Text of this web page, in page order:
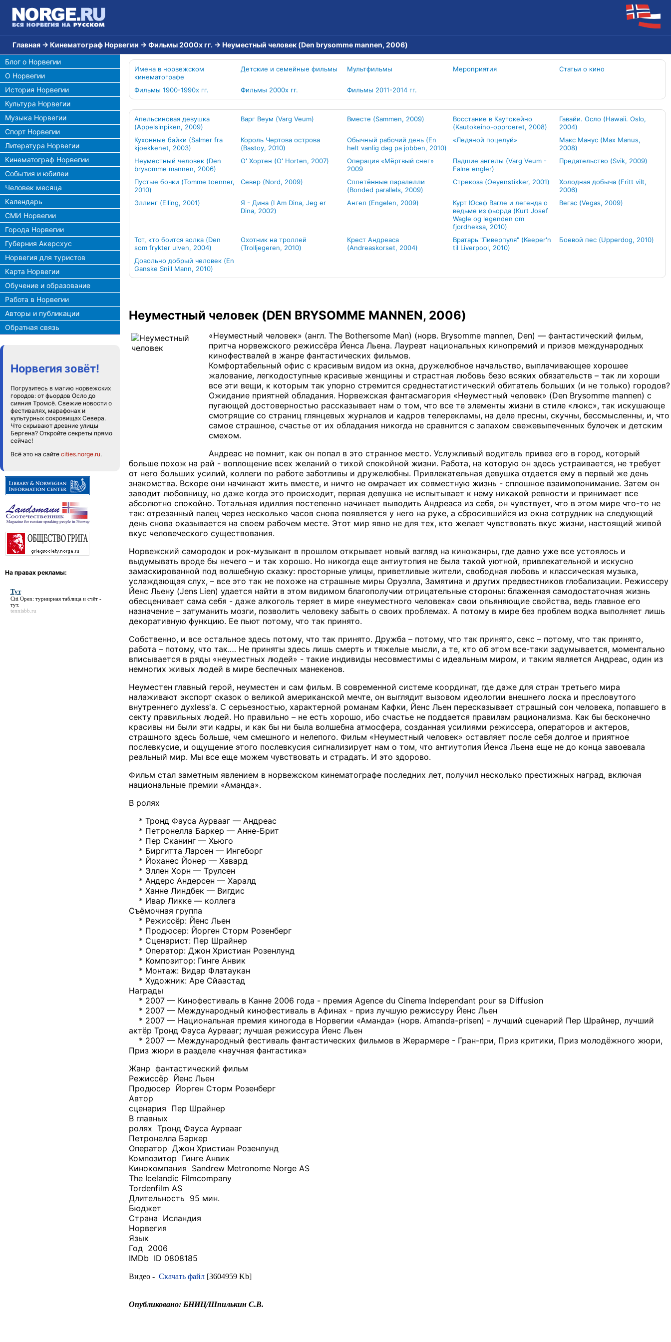
Главная → Кинематограф Норвегии → Фильмы 2000х гг. → Неуместный человек (Den brysomme mannen, 2006)
Блог о Норвегии
О Норвегии
История Норвегии
Культура Норвегии
Музыка Норвегии
Спорт Норвегии
Литература Норвегии
Кинематограф Норвегии
События и юбилеи
Человек месяца
Календарь
СМИ Норвегии
Города Норвегии
Губерния Акерсхус
Норвегия для туристов
Карта Норвегии
Обучение и образование
Работа в Норвегии
Авторы и публикации
Обратная связь
Норвегия зовёт!
Погрузитесь в магию норвежских
городов: от фьордов Осло до
сияния Тромсё. Свежие новости о
фестивалях, марафонах и
культурных сокровищах Севера.
Что скрывают древние улицы
Бергена? Откройте секреты прямо
сейчас!
Всё это на сайте cities.norge.ru.
На правах рекламы:
Тут
Citi Open: турнирная таблица и счёт -
тут.
tennisbb.ru
Имена в норвежском
кинематографе
Детские и семейные фильмы Мультфильмы Мероприятия Статьи о кино
Фильмы 1900-1990х гг. Фильмы 2000х гг. Фильмы 2011-2014 гг.
Апельсиновая девушка
(Appelsinpiken, 2009)
Варг Веум (Varg Veum) Вместе (Sammen, 2009)
Восстание в Каутокейно
(Kautokeino-opproeret, 2008)
Гавайи. Осло (Hawaii. Oslo,
2004)
Кухонные байки (Salmer fra
kjoekkenet, 2003)
Король Чертова острова
(Bastoy, 2010)
Обычный рабочий день (En
helt vanlig dag pa jobben, 2010)
«Ледяной поцелуй»
Макс Манус (Max Manus,
2008)
Неуместный человек (Den
brysomme mannen, 2006)
О' Хортен (O' Horten, 2007)
Операция «Мёртвый снег»
2009
Падшие ангелы (Varg Veum -
Falne engler)
Предательство (Svik, 2009)
Пустые бочки (Tomme toenner,
2010)
Север (Nord, 2009)
Сплетённые паралелли
(Bonded parallels, 2009)
Стрекоза (Oeyenstikker, 2001)
Холодная добыча (Fritt vilt,
2006)
Эллинг (Elling, 2001)
Я - Дина (I Am Dina, Jeg er
Dina, 2002)
Ангел (Engelen, 2009)
Курт Юсеф Вагле и легенда о
ведьме из фьорда (Kurt Josef
Wagle og legenden om
fjordheksa, 2010)
Вегас (Vegas, 2009)
Тот, кто боится волка (Den
som frykter ulven, 2004)
Охотник на троллей
(Trolljegeren, 2010)
Крест Андреаса
(Andreaskorset, 2004)
Вратарь "Ливерпуля" (Keeper'n
til Liverpool, 2010)
Боевой пес (Upperdog, 2010)
Довольно добрый человек (En
Ganske Snill Mann, 2010)
Неуместный человек (DEN BRYSOMME MANNEN, 2006)
«Неуместный человек» (англ. The Bothersome Man) (норв. Brysomme mannen, Den) — фантастический фильм,
притча норвежского режиссёра Йенса Льена. Лауреат национальных кинопремий и призов международных
кинофествалей в жанре фантастических фильмов.
Комфортабельный офис с красивым видом из окна, дружелюбное начальство, выплачивающее хорошее
жалование, легкодоступные красивые женщины и страстная любовь безо всяких обязательств – так ли хороши
все эти вещи, к которым так упорно стремится среднестатистический обитатель больших (и не только) городов?
Ожидание приятней обладания. Норвежская фантасмагория «Неуместный человек» (Den Brysomme mannen) с
пугающей достоверностью рассказывает нам о том, что все те элементы жизни в стиле «люкс», так искушающе
смотрящие со страниц глянцевых журналов и кадров телерекламы, на деле пресны, скучны, бессмысленны, и, что
самое страшное, счастье от их обладания никогда не сравнится с запахом свежевыпеченных булочек и детским
смехом.
Андреас не помнит, как он попал в это странное место. Услужливый водитель привез его в город, который
больше похож на рай - воплощение всех желаний о тихой спокойной жизни. Работа, на которую он здесь устраивается, не требует
от него больших усилий, коллеги по работе заботливы и дружелюбны. Привлекательная девушка отдается ему в первый же день
знакомства. Вскоре они начинают жить вместе, и ничто не омрачает их совместную жизнь - сплошное взаимопонимание. Затем он
заводит любовницу, но даже когда это происходит, первая девушка не испытывает к нему никакой ревности и принимает все
абсолютно спокойно. Тотальная идиллия постепенно начинает выводить Андреаса из себя, он чувствует, что в этом мире что-то не
так: отрезанный палец через несколько часов снова появляется у него на руке, а сбросившийся из окна сотрудник на следующий
день снова оказывается на своем рабочем месте. Этот мир явно не для тех, кто желает чувствовать вкус жизни, настоящий живой
вкус человеческого существования.
Норвежский самородок и рок-музыкант в прошлом открывает новый взгляд на киножанры, где давно уже все устоялось и
выдумывать вроде бы нечего – и так хорошо. Но никогда еще антиутопия не была такой уютной, привлекательной и искусно
замаскированной под волшебную сказку: просторные улицы, приветливые жители, свободная любовь и классическая музыка,
услаждающая слух, – все это так не похоже на страшные миры Оруэлла, Замятина и других предвестников глобализации. Режиссеру
Йенс Льену (Jens Lien) удается найти в этом видимом благополучии отрицательные стороны: блаженная самодостаточная жизнь
обесценивает сама себя - даже алкоголь теряет в мире «неуместного человека» свои опьяняющие свойства, ведь главное его
назначение – затуманить мозги, позволить человеку забыть о своих проблемах. А потому в мире без проблем водка выполняет лишь
декоративную функцию. Ее пьют потому, что так принято.
Собственно, и все остальное здесь потому, что так принято. Дружба – потому, что так принято, секс – потому, что так принято,
работа – потому, что так.… Не приняты здесь лишь смерть и тяжелые мысли, а те, кто об этом все-таки задумывается, моментально
вписывается в ряды «неуместных людей» - такие индивиды несовместимы с идеальным миром, и таким является Андреас, один из
немногих живых людей в мире беспечных манекенов.
Неуместен главный герой, неуместен и сам фильм. В современной системе координат, где даже для стран третьего мира
налаживают экспорт сказок о великой американской мечте, он выглядит вызовом идеологии внешнего лоска и пресловутого
внутреннего духless'а. С серьезностью, характерной романам Кафки, Йенс Льен пересказывает страшный сон человека, попавшего в
секту правильных людей. Но правильно – не есть хорошо, ибо счастье не поддается правилам рационализма. Как бы бесконечно
красивы ни были эти кадры, и как бы ни была волшебна атмосфера, созданная усилиями режиссера, операторов и актеров,
страшного здесь больше, чем смешного и нелепого. Фильм «Неуместный человек» оставляет после себя долгое и приятное
послевкусие, и ощущение этого послевкусия сигнализирует нам о том, что антиутопия Йенса Льена еще не до конца завоевала
реальный мир. Мы все еще можем чувствовать и страдать. И это здорово.
Фильм стал заметным явлением в норвежском кинематографе последних лет, получил несколько престижных наград, включая
национальные премии «Аманда».
В ролях
* Тронд Фауса Аурвааг — Андреас
* Петронелла Баркер — Анне-Брит
* Пер Сканинг — Хьюго
* Биргитта Ларсен — Ингеборг
* Йоханес Йонер — Хавард
* Эллен Хорн — Трулсен
* Андерс Андерсен — Харалд
* Ханне Линдбек — Вигдис
* Ивар Ликке — коллега
Съёмочная группа
* Режиссёр: Йенс Льен
* Продюсер: Йорген Сторм Розенберг
* Сценарист: Пер Шрайнер
* Оператор: Джон Христиан Розенлунд
* Композитор: Гинге Анвик
* Монтаж: Видар Флатаукан
* Художник: Аре Сйаастад
Награды
* 2007 — Кинофестиваль в Канне 2006 года - премия Agence du Cinema Independant pour sa Diffusion
* 2007 — Международный кинофестиваль в Афинах - приз лучшую режиссуру Йенс Льен
* 2007 — Национальная премия киногода в Норвегии «Аманда» (норв. Amanda-prisen) - лучший сценарий Пер Шрайнер, лучший
актёр Тронд Фауса Аурвааг; лучшая режиссура Йенс Льен
* 2007 — Международный фестиваль фантастических фильмов в Жерармере - Гран-при, Приз критики, Приз молодёжного жюри,
Приз жюри в разделе «научная фантастика»
Жанр фантастический фильм
Режиссёр Йенс Льен
Продюсер Йорген Сторм Розенберг
Автор
сценария Пер Шрайнер
В главных
ролях Тронд Фауса Аурвааг
Петронелла Баркер
Оператор Джон Христиан Розенлунд
Композитор Гинге Анвик
Кинокомпания Sandrew Metronome Norge AS
The Icelandic Filmcompany
Tordenfilm AS
Длительность 95 мин.
Бюджет
Страна Исландия
Норвегия
Язык
Год 2006
IMDb ID 0808185
Видео - Cкачать файл [3604959 Kb]
Опубликовано: БНИЦ/Шпилькин С.В.